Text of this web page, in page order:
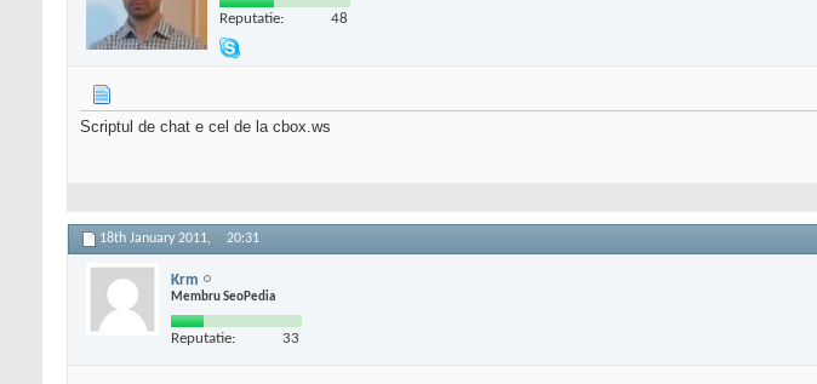
Reputatie: 48
Scriptul de chat e cel de la cbox.ws
18th January 2011, 20:31
Krm
Membru SeoPedia
Reputatie: 33